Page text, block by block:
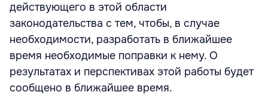
действующего в этой области
законодательства с тем, чтобы, в случае
необходимости, разработать в ближайшее
время необходимые поправки к нему. О
результатах и перспективах этой работы будет
сообщено в ближайшее время.